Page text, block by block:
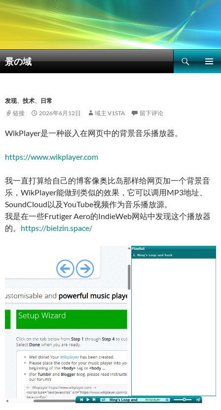
景の域
搜
索
文
发现、 技术、
日常
链接
2026年6月12日 域主 V1STA 留下评论
WikPlayer是一种嵌入在网页中的背景音乐播放器。
https://www.wikplayer.com
我一直打算给自己的博客像奥比岛那样给网页加一个背景音
乐，WikPlayer能做到类似的效果，它可以调用MP3地址、
SoundCloud以及YouTube视频作为音乐播放源。
我是在一些Frutiger Aero的IndieWeb网站中发现这个播放器
的。 https://bielzin.space/